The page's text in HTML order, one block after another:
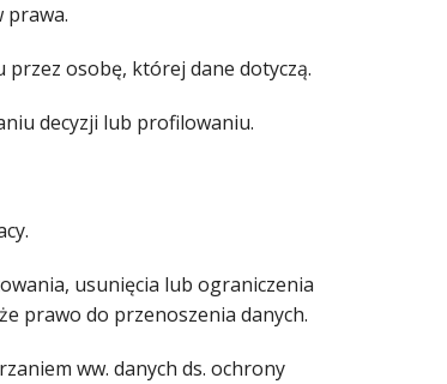
prawa.
przez osobę, której dane dotyczą.
decyzji lub profilowaniu.
usunięcia lub ograniczenia
prawo do przenoszenia danych.
ww. danych ds. ochrony